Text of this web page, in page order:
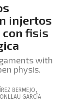
injertos
con fisis
with
physis.
BERMEJO ,
GARCÍA